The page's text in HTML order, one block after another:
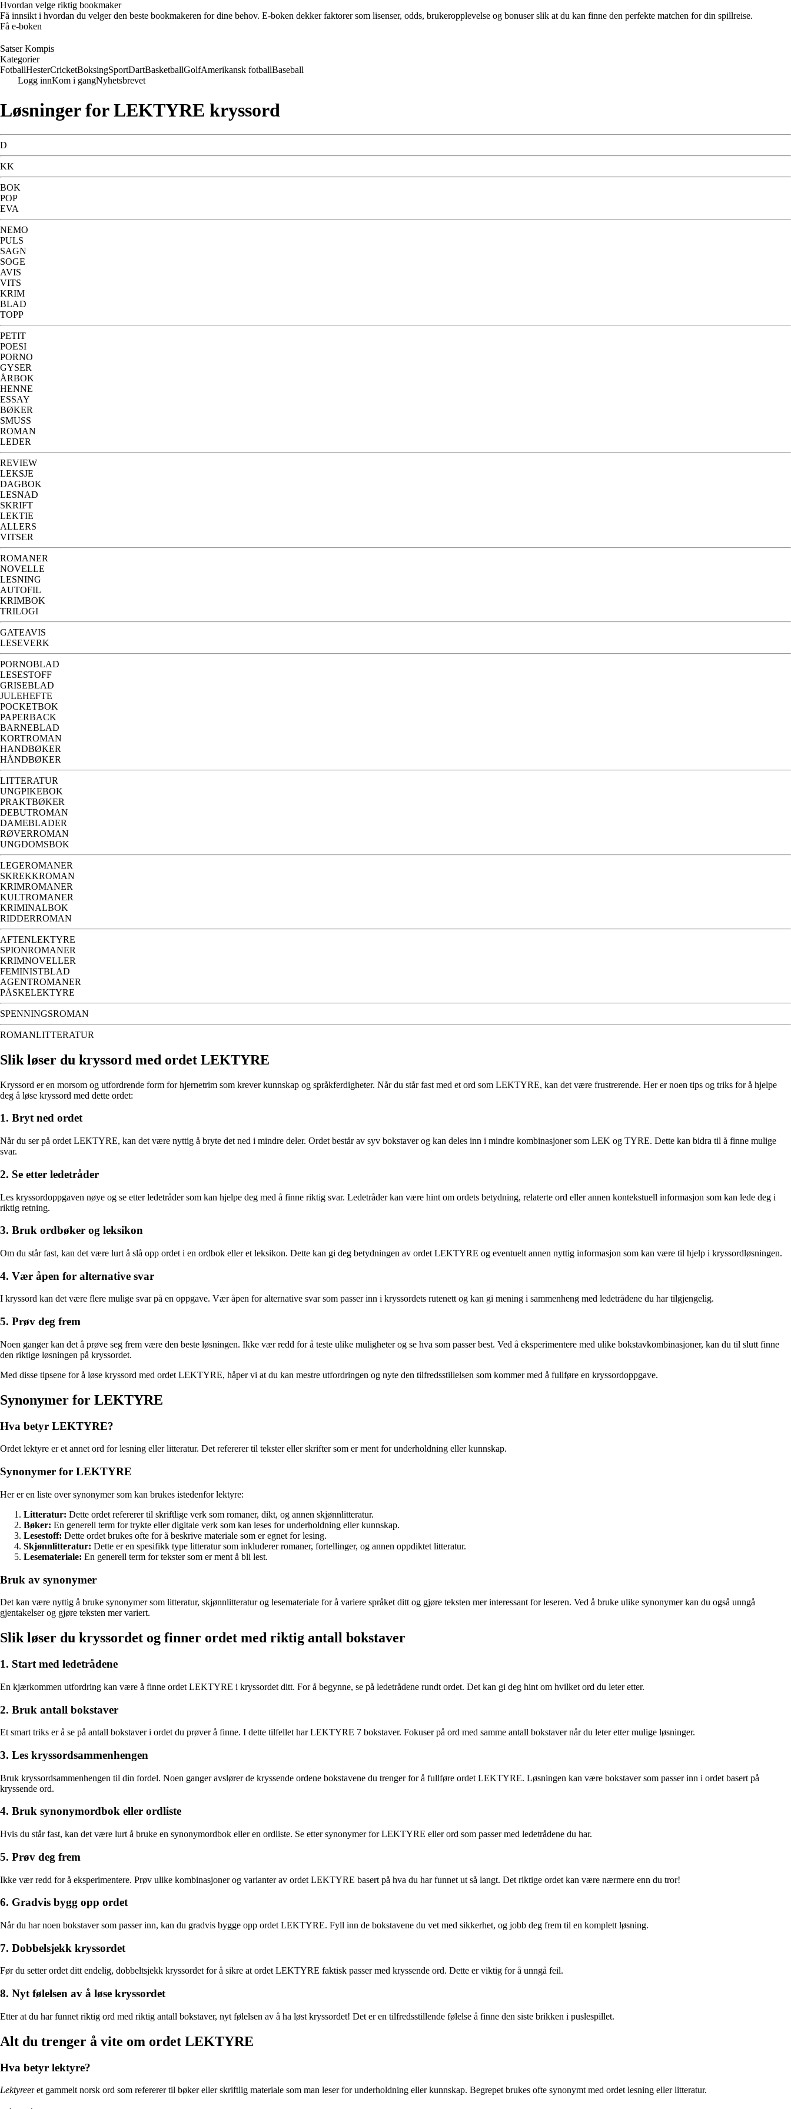
Hvordan velge riktig bookmaker
Få innsikt i hvordan du velger den beste bookmakeren for dine behov. E-boken dekker faktorer som lisenser, odds, brukeropplevelse og bonuser slik at du kan finne den perfekte matchen for din spillreise.
Få e-boken
Satser Kompis
Kategorier
FotballHesterCricketBoksingSportDartBasketballGolfAmerikansk fotballBaseball
Logg innKom i gangNyhetsbrevet
Løsninger for LEKTYRE kryssord
D
KK
BOK
POP
EVA
NEMO
PULS
SAGN
SOGE
AVIS
VITS
KRIM
BLAD
TOPP
PETIT
POESI
PORNO
GYSER
ÅRBOK
HENNE
ESSAY
BØKER
SMUSS
ROMAN
LEDER
REVIEW
LEKSJE
DAGBOK
LESNAD
SKRIFT
LEKTIE
ALLERS
VITSER
ROMANER
NOVELLE
LESNING
AUTOFIL
KRIMBOK
TRILOGI
GATEAVIS
LESEVERK
PORNOBLAD
LESESTOFF
GRISEBLAD
JULEHEFTE
POCKETBOK
PAPERBACK
BARNEBLAD
KORTROMAN
HANDBØKER
HÅNDBØKER
LITTERATUR
UNGPIKEBOK
PRAKTBØKER
DEBUTROMAN
DAMEBLADER
RØVERROMAN
UNGDOMSBOK
LEGEROMANER
SKREKKROMAN
KRIMROMANER
KULTROMANER
KRIMINALBOK
RIDDERROMAN
AFTENLEKTYRE
SPIONROMANER
KRIMNOVELLER
FEMINISTBLAD
AGENTROMANER
PÅSKELEKTYRE
SPENNINGSROMAN
ROMANLITTERATUR
Slik løser du kryssord med ordet LEKTYRE
Kryssord er en morsom og utfordrende form for hjernetrim som krever kunnskap og språkferdigheter. Når du står fast med et ord som LEKTYRE, kan det være frustrerende. Her er noen tips og triks for å hjelpe
deg å løse kryssord med dette ordet:
1. Bryt ned ordet
Når du ser på ordet LEKTYRE, kan det være nyttig å bryte det ned i mindre deler. Ordet består av syv bokstaver og kan deles inn i mindre kombinasjoner som LEK og TYRE. Dette kan bidra til å finne mulige
svar.
2. Se etter ledetråder
Les kryssordoppgaven nøye og se etter ledetråder som kan hjelpe deg med å finne riktig svar. Ledetråder kan være hint om ordets betydning, relaterte ord eller annen kontekstuell informasjon som kan lede deg i
riktig retning.
3. Bruk ordbøker og leksikon
Om du står fast, kan det være lurt å slå opp ordet i en ordbok eller et leksikon. Dette kan gi deg betydningen av ordet LEKTYRE og eventuelt annen nyttig informasjon som kan være til hjelp i kryssordløsningen.
4. Vær åpen for alternative svar
I kryssord kan det være flere mulige svar på en oppgave. Vær åpen for alternative svar som passer inn i kryssordets rutenett og kan gi mening i sammenheng med ledetrådene du har tilgjengelig.
5. Prøv deg frem
Noen ganger kan det å prøve seg frem være den beste løsningen. Ikke vær redd for å teste ulike muligheter og se hva som passer best. Ved å eksperimentere med ulike bokstavkombinasjoner, kan du til slutt finne
den riktige løsningen på kryssordet.
Med disse tipsene for å løse kryssord med ordet LEKTYRE, håper vi at du kan mestre utfordringen og nyte den tilfredsstillelsen som kommer med å fullføre en kryssordoppgave.
Synonymer for LEKTYRE
Hva betyr LEKTYRE?
Ordet lektyre er et annet ord for lesning eller litteratur. Det refererer til tekster eller skrifter som er ment for underholdning eller kunnskap.
Synonymer for LEKTYRE
Her er en liste over synonymer som kan brukes istedenfor lektyre:
Litteratur: Dette ordet refererer til skriftlige verk som romaner, dikt, og annen skjønnlitteratur.
Bøker: En generell term for trykte eller digitale verk som kan leses for underholdning eller kunnskap.
Lesestoff: Dette ordet brukes ofte for å beskrive materiale som er egnet for lesing.
Skjønnlitteratur: Dette er en spesifikk type litteratur som inkluderer romaner, fortellinger, og annen oppdiktet litteratur.
Lesemateriale: En generell term for tekster som er ment å bli lest.
Bruk av synonymer
Det kan være nyttig å bruke synonymer som litteratur, skjønnlitteratur og lesemateriale for å variere språket ditt og gjøre teksten mer interessant for leseren. Ved å bruke ulike synonymer kan du også unngå
gjentakelser og gjøre teksten mer variert.
Slik løser du kryssordet og finner ordet med riktig antall bokstaver
1. Start med ledetrådene
En kjærkommen utfordring kan være å finne ordet LEKTYRE i kryssordet ditt. For å begynne, se på ledetrådene rundt ordet. Det kan gi deg hint om hvilket ord du leter etter.
2. Bruk antall bokstaver
Et smart triks er å se på antall bokstaver i ordet du prøver å finne. I dette tilfellet har LEKTYRE 7 bokstaver. Fokuser på ord med samme antall bokstaver når du leter etter mulige løsninger.
3. Les kryssordsammenhengen
Bruk kryssordsammenhengen til din fordel. Noen ganger avslører de kryssende ordene bokstavene du trenger for å fullføre ordet LEKTYRE. Løsningen kan være bokstaver som passer inn i ordet basert på
kryssende ord.
4. Bruk synonymordbok eller ordliste
Hvis du står fast, kan det være lurt å bruke en synonymordbok eller en ordliste. Se etter synonymer for LEKTYRE eller ord som passer med ledetrådene du har.
5. Prøv deg frem
Ikke vær redd for å eksperimentere. Prøv ulike kombinasjoner og varianter av ordet LEKTYRE basert på hva du har funnet ut så langt. Det riktige ordet kan være nærmere enn du tror!
6. Gradvis bygg opp ordet
Når du har noen bokstaver som passer inn, kan du gradvis bygge opp ordet LEKTYRE. Fyll inn de bokstavene du vet med sikkerhet, og jobb deg frem til en komplett løsning.
7. Dobbelsjekk kryssordet
Før du setter ordet ditt endelig, dobbeltsjekk kryssordet for å sikre at ordet LEKTYRE faktisk passer med kryssende ord. Dette er viktig for å unngå feil.
8. Nyt følelsen av å løse kryssordet
Etter at du har funnet riktig ord med riktig antall bokstaver, nyt følelsen av å ha løst kryssordet! Det er en tilfredsstillende følelse å finne den siste brikken i puslespillet.
Alt du trenger å vite om ordet LEKTYRE
Hva betyr lektyre?
Lektyreer et gammelt norsk ord som refererer til bøker eller skriftlig materiale som man leser for underholdning eller kunnskap. Begrepet brukes ofte synonymt med ordet lesning eller litteratur.